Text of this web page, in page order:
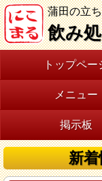
蒲田の立
飲み
トップペー
メニュー
掲示板
新着